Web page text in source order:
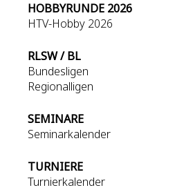
HOBBYRUNDE 2026
HTV-Hobby 2026
RLSW / BL
Bundesligen
Regionalligen
SEMINARE
Seminarkalender
TURNIERE
Turnierkalender